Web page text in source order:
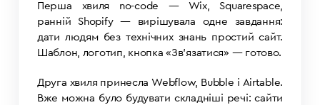
Перша хвиля no-code — Wix, Squarespace,
ранній Shopify — вирішувала одне завдання:
дати людям без технічних знань простий сайт.
Шаблон, логотип, кнопка «Зв’язатися» — готово.
Друга хвиля принесла Webflow, Bubble і Airtable.
Вже можна було будувати складніші речі: сайти